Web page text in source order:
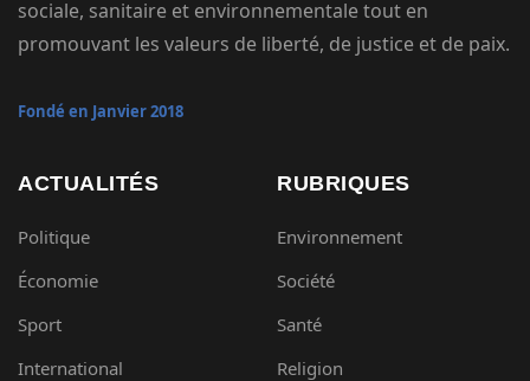
sociale, sanitaire et environnementale tout en
promouvant les valeurs de liberté, de justice et de paix.
Fondé en Janvier 2018
ACTUALITÉS
Politique
Économie
Sport
International
RUBRIQUES
Environnement
Société
Santé
Religion